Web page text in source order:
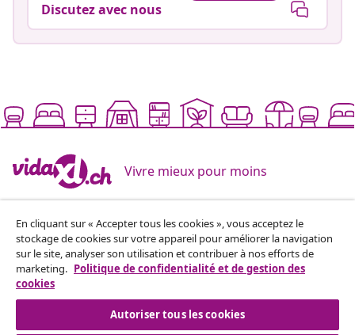
Discutez avec nous
Vivre mieux pour moins
Modes de paiement pris en charge
En cliquant sur « Accepter tous les cookies », vous acceptez le
stockage de cookies sur votre appareil pour améliorer la navigation
sur le site, analyser son utilisation et contribuer à nos efforts de
marketing. Politique de confidentialité et de gestion des
cookies
Autoriser tous les cookies